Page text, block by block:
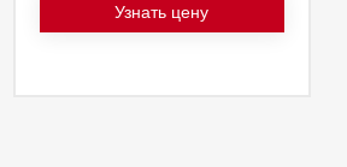
Узнать цену